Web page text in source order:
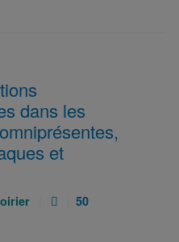
dans les
et
PièceCatégories
50